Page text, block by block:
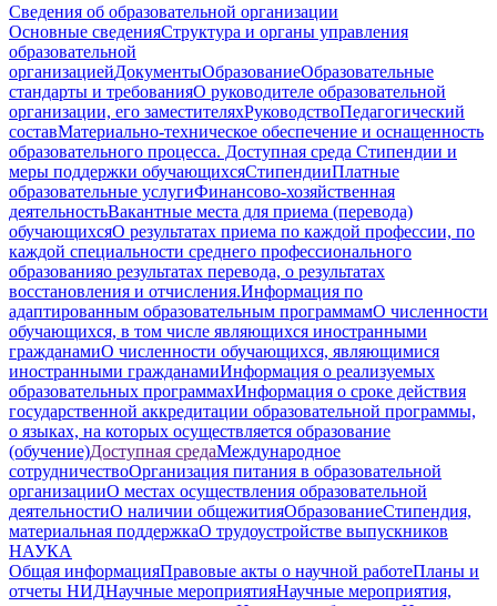
Сведения об образовательной организации
Основные сведенияСтруктура и органы управления
образовательной
организациейДокументыОбразованиеОбразовательные
стандарты и требованияО руководителе образовательной
организации, его заместителяхРуководствоПедагогический
составМатериально-техническое обеспечение и оснащенность
образовательного процесса. Доступная среда Стипендии и
меры поддержки обучающихсяСтипендииПлатные
образовательные услугиФинансово-хозяйственная
деятельностьВакантные места для приема (перевода)
обучающихсяО результатах приема по каждой профессии, по
каждой специальности среднего профессионального
образованияо результатах перевода, о результатах
восстановления и отчисления.Информация по
адаптированным образовательным программамО численности
обучающихся, в том числе являющихся иностранными
гражданамиО численности обучающихся, являющимися
иностранными гражданамиИнформация о реализуемых
образовательных программахИнформация о сроке действия
государственной аккредитации образовательной программы,
о языках, на которых осуществляется образование
(обучение)Доступная средаМеждународное
сотрудничествоОрганизация питания в образовательной
организацииО местах осуществления образовательной
деятельностиО наличии общежитияОбразованиеСтипендия,
материальная поддержкаО трудоустройстве выпускников
НАУКА
Общая информацияПравовые акты о научной работеПланы и
отчеты НИДНаучные мероприятияНаучные мероприятия,